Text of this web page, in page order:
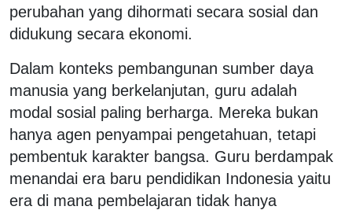
perubahan yang dihormati secara sosial dan
didukung secara ekonomi.
Dalam konteks pembangunan sumber daya
manusia yang berkelanjutan, guru adalah
modal sosial paling berharga. Mereka bukan
hanya agen penyampai pengetahuan, tetapi
pembentuk karakter bangsa. Guru berdampak
menandai era baru pendidikan Indonesia yaitu
era di mana pembelajaran tidak hanya